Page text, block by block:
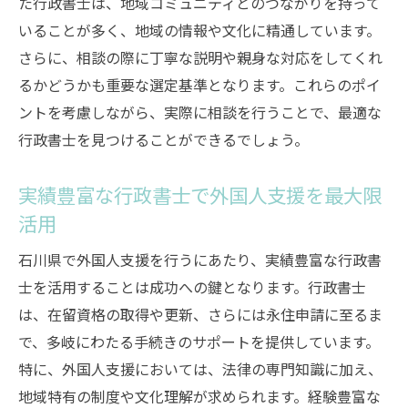
石川県で外国人支援を受ける際の行政書士
活用法
外国人支援を最大化する行政書士の活用ポ
イント
行政書士を通じた外国人支援の効果的な利
外国人支援で役立つ行政書士の賢い使い方
石川県での在留資格取得を支える行政書士
行政書士が導く在留資格取得のプロセスと
は
外国人支援における在留資格取得の具体的
手順
いることが多く、地域の情報や文化に精通しています。
さらに、相談の際に丁寧な説明や親身な対応をしてくれ
るかどうかも重要な選定基準となります。これらのポイ
ントを考慮しながら、実際に相談を行うことで、最適な
行政書士を見つけることができるでしょう。
実績豊富な行政書士で外国人支援を最大限
活用
石川県で外国人支援を行うにあたり、実績豊富な行政書
士を活用することは成功への鍵となります。行政書士
は、在留資格の取得や更新、さらには永住申請に至るま
で、多岐にわたる手続きのサポートを提供しています。
特に、外国人支援においては、法律の専門知識に加え、
地域特有の制度や文化理解が求められます。経験豊富な